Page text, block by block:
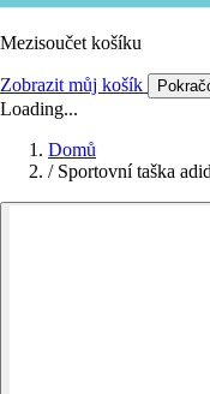
Mezisoučet košíku
Zobrazit můj košík
Loading...
Domů
/ Sportovní taška